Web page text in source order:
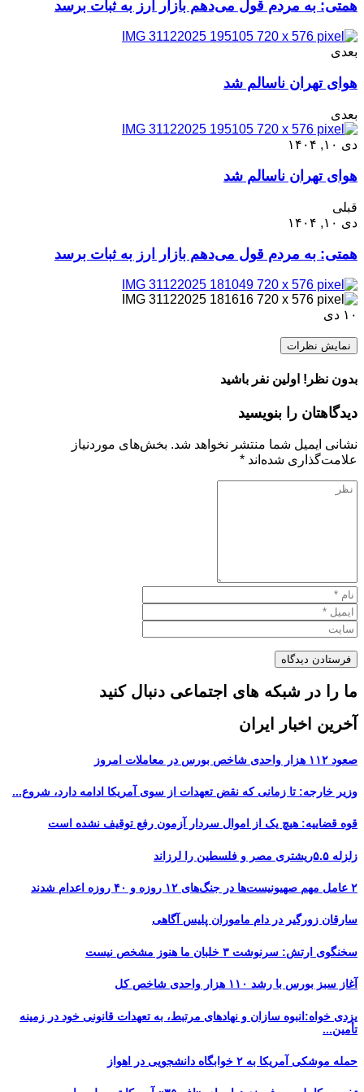
همتی: به مردم قول می‌دهم بازار ارز به ثبات برسد
بعدی
هوای تهران ناسالم شد
بعدی
دی ۱۰, ۱۴۰۴
هوای تهران ناسالم شد
قبلی
دی ۱۰, ۱۴۰۴
همتی: به مردم قول می‌دهم بازار ارز به ثبات برسد
۱۰ دی
نمایش نظرات
بدون نظر! اولین نفر باشید
دیدگاهتان را بنویسید
نشانی ایمیل شما منتشر نخواهد شد. بخش‌های موردنیاز
علامت‌گذاری شده‌اند *
ما را در شبکه های اجتماعی دنبال کنید
آخرین اخبار ایران
صعود ۱۱۲ هزار واحدی شاخص بورس در معاملات امروز
وزیر خارجه: تا زمانی که نقض تعهدات از سوی آمریکا ادامه دارد، شروع...
قوه قضاییه: هیچ یک از اموال سردار آزمون رفع توقیف نشده است
زلزله ۵.۵ریشتری مصر و فلسطین را لرزاند
۲ عامل مهم صهیونیست‌ها در جنگ‌های ۱۲ روزه و ۴۰ روزه اعدام شدند
سارقان زورگیر در دام ماموران پلیس آگاهی
سخنگوی ارتش: سرنوشت ۳ خلبان ما هنوز مشخص نیست
آغاز سبز بورس با رشد ۱۱۰ هزار واحدی شاخص کل
یزدی خواه:انبوه سازان و نهادهای مرتبط، به تعهدات قانونی خود در زمینه
تأمین...
حمله موشکی آمریکا به ۲ خوابگاه دانشجویی در اهواز